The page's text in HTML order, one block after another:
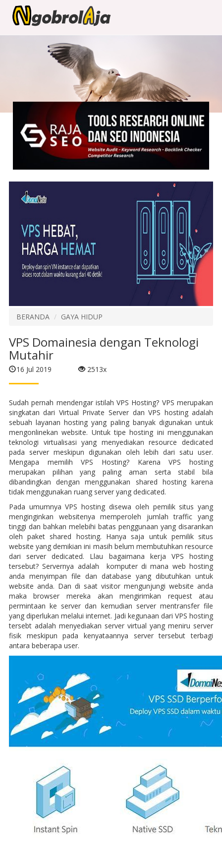
BERANDA GAYA HIDUP
VPS Domainesia dengan Teknologi
Mutahir
16 Jul 2019 2513x
Sudah pernah mendengar istilah VPS Hosting? VPS merupakan
singkatan dari Virtual Private Server dan VPS hosting adalah
sebuah layanan hosting yang paling banyak digunakan untuk
mengonlinekan website. Untuk tipe hosting ini menggunakan
teknologi virtualisasi yang menyediakan resource dedicated
pada server meskipun digunakan oleh lebih dari satu user.
Mengapa memilih VPS Hosting? Karena VPS hosting
merupakan pilihan yang paling aman serta stabil bila
dibandingkan dengan menggunakan shared hosting karena
tidak menggunakan ruang server yang dedicated.
Pada umumnya VPS hosting disewa oleh pemilik situs yang
menginginkan websitenya memperoleh jumlah traffic yang
tinggi dan bahkan melebihi batas penggunaan yang disarankan
oleh paket shared hosting. Hanya saja untuk pemilik situs
website yang demikian ini masih belum membutuhkan resource
dari server dedicated. Llau bagaimana kerja VPS hosting
tersebut? Servernya adalah komputer di mana web hosting
anda menyimpan file dan database yang dibutuhkan untuk
website anda. Dan di saat visitor mengunjungi website anda
maka browser mereka akan mengirimkan request atau
permintaan ke server dan kemudian server mentransfer file
yang diperlukan melalui internet. Jadi kegunaan dari VPS hosting
tersebt adalah menyediakan server virtual yang meniru server
fisik meskipun pada kenyataannya server tersebut terbagi
antara beberapa user.